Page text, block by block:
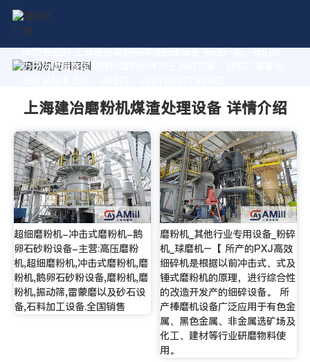
作为专业的 上海建冶磨粉机煤渣处理设备 制造厂家，我们致
力于为您量身定制高价值的粉体加工系统方案。获取厂家直销
上海建冶磨粉机煤渣处理设备 详情介绍
超细磨粉机-冲击式磨粉机-鹅
卵石砂粉设备-主营:高压磨粉
机,超细磨粉机,冲击式磨粉机,磨
粉机,鹅卵石砂粉设备,磨粉机,磨
粉机,振动筛,雷蒙磨以及砂石设
备,石料加工设备.全国销售
磨粉机_其他行业专用设备_粉碎
机_球磨机–【 所产的PXJ高效
细碎机是根据以前冲击式、式及
锤式磨粉机的原理，进行综合性
的改造开发产的细碎设备。 所
产棒磨机设备广泛应用于有色金
属、黑色金属、非金属选矿场及
化工、建材等行业研磨物料使
用。